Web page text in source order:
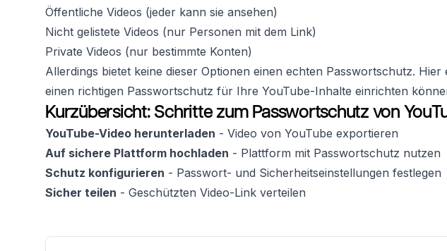
Öffentliche Videos (jeder kann sie ansehen)
Nicht gelistete Videos (nur Personen mit dem Link)
Private Videos (nur bestimmte Konten)
Allerdings bietet keine dieser Optionen einen echten Passwortschutz. Hier
einen richtigen Passwortschutz für Ihre YouTube-Inhalte einrichten
Kurzübersicht: Schritte zum Passwortschutz von
YouTube-Video herunterladen - Video von YouTube exportieren
Auf sichere Plattform hochladen - Plattform mit Passwortschutz nutzen
Schutz konfigurieren - Passwort- und Sicherheitseinstellungen festlegen
Sicher teilen - Geschützten Video-Link verteilen